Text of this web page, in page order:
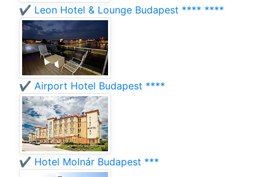
✔️ Leon Hotel & Lounge Budapest **** ****
✔️ Airport Hotel Budapest ****
✔️ Hotel Molnár Budapest ***